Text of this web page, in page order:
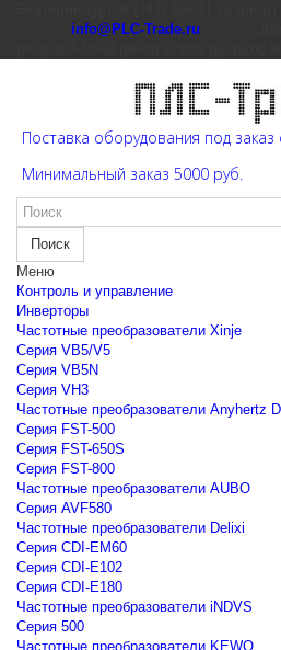
info@PLC-Trade.ru
Поставка оборудования под заказ
Минимальный заказ 5000 руб.
Поиск
Меню
Контроль и управление
Инверторы
Частотные преобразователи Xinje
Cерия VB5/V5
Cерия VB5N
Cерия VH3
Частотные преобразователи Anyhertz
Серия FST-500
Серия FST-650S
Серия FST-800
Частотные преобразователи AUBO
Серия AVF580
Частотные преобразователи Delixi
Серия CDI-EM60
Серия CDI-E102
Серия CDI-E180
Частотные преобразователи iNDVS
Серия 500
Частотные преобразователи KEWO